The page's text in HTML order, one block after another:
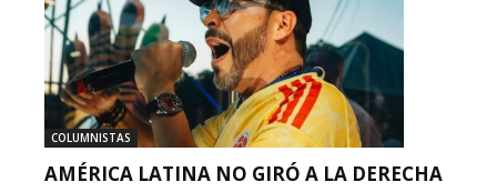
COLUMNISTAS
AMÉRICA LATINA NO GIRÓ A LA DERECHA